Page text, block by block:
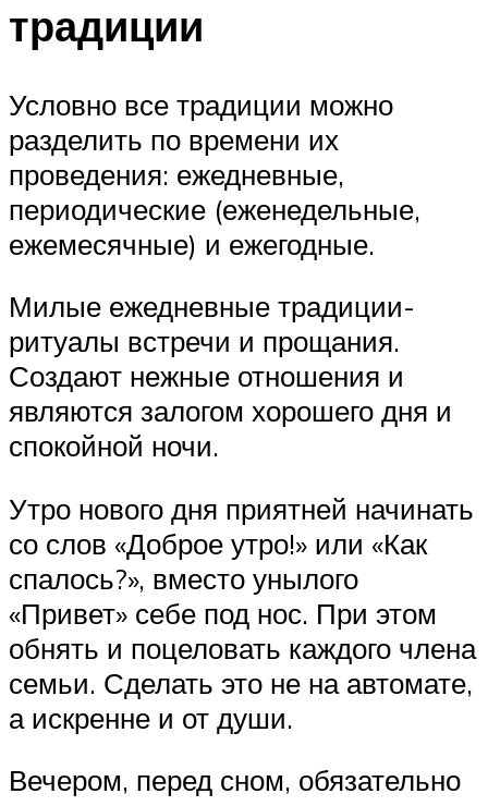
традиции
Условно все традиции можно
разделить по времени их
проведения: ежедневные,
периодические (еженедельные,
ежемесячные) и ежегодные.
Милые ежедневные традиции-
ритуалы встречи и прощания.
Создают нежные отношения и
являются залогом хорошего дня и
спокойной ночи.
Утро нового дня приятней начинать
со слов «Доброе утро!» или «Как
спалось?», вместо унылого
«Привет» себе под нос. При этом
обнять и поцеловать каждого члена
семьи. Сделать это не на автомате,
а искренне и от души.
Вечером, перед сном, обязательно